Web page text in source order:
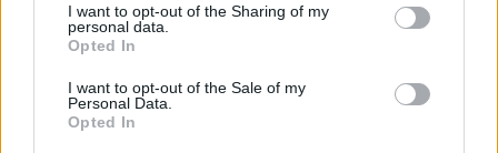
I want to opt-out of the Sharing of my
personal data.
Opted In
I want to opt-out of the Sale of my
Personal Data.
Opted In